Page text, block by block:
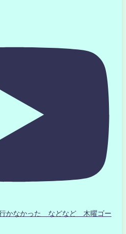
かなかった などなど 木曜ゴー